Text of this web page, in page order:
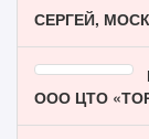
СЕРГЕЙ,
ООО ЦТО